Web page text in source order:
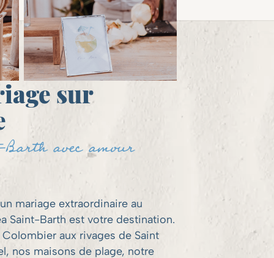
sur
avec amour
mariage extraordinaire au
Saint-Barth est votre destination.
aux rivages de Saint
nos maisons de plage, notre